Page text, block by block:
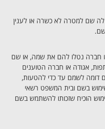
שם למטרה לא כשרה או לענין
חברה נטלו להם את שמה, או שם
אגודה או חברה הטוענים
דומה לשמם עד כדי להטעות,
בשם ובית המשפט רשאי
הוכיח שזכותו להשתמש בשם